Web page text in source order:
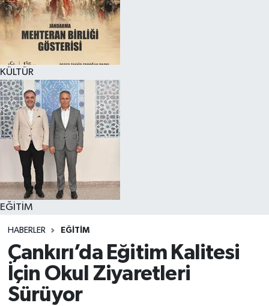
KÜLTÜR
EĞİTİM
HABERLER EĞİTİM
Çankırı’da Eğitim Kalitesi
İçin Okul Ziyaretleri
Sürüyor